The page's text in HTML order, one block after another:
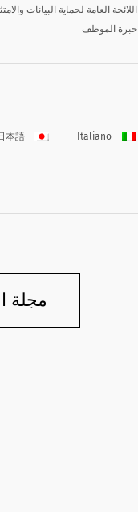
اللائحة العامة لحماية البيانات
خبرة الموظف
Italiano
本語
مجلة